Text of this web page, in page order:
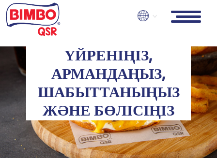
Skip
to
main
ҮЙРЕНІҢІЗ,
АРМАНДАҢЫЗ,
ШАБЫТТАНЫҢЫЗ
ЖӘНЕ БӨЛІСІҢІЗ